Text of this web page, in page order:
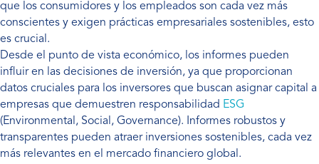
que los consumidores y los empleados son cada vez más
conscientes y exigen prácticas empresariales sostenibles, esto
es crucial.
Desde el punto de vista económico, los informes pueden
influir en las decisiones de inversión, ya que proporcionan
datos cruciales para los inversores que buscan asignar capital a
empresas que demuestren responsabilidad ESG
(Environmental, Social, Governance). Informes robustos y
transparentes pueden atraer inversiones sostenibles, cada vez
más relevantes en el mercado financiero global.